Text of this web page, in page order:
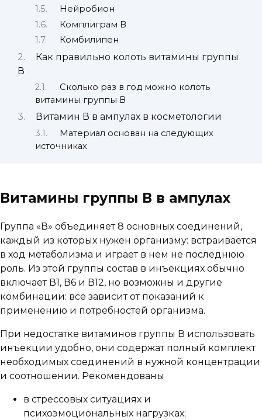
Нейробион
Комплиграм В
Комбилипен
Как правильно колоть витамины группы
В
Сколько раз в год можно колоть
витамины группы В
Витамин В в ампулах в косметологии
Материал основан на следующих
источниках
Витамины группы В в ампулах
Группа «В» объединяет 8 основных соединений,
каждый из которых нужен организму: встраивается
в ход метаболизма и играет в нем не последнюю
роль. Из этой группы состав в инъекциях обычно
включает В1, В6 и В12, но возможны и другие
комбинации: все зависит от показаний к
применению и потребностей организма.
При недостатке витаминов группы В использовать
инъекции удобно, они содержат полный комплект
необходимых соединений в нужной концентрации
и соотношении. Рекомендованы
в стрессовых ситуациях и
психоэмоциональных нагрузках;